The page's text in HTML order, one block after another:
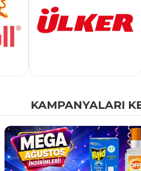
KAMPANYALARI